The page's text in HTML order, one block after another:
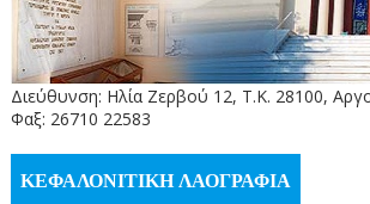
Διεύθυνση: Ηλία Ζερβού 12, Τ.Κ. 28100,
Φαξ: 26710 22583
ΚΕΦΑΛΟΝΙΤΙΚΗ ΛΑΟΓΡΑΦΙΑ